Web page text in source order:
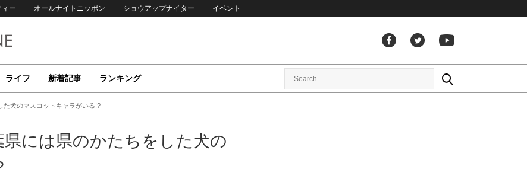
ー オールナイトニッポン ショウアップナイター イベント
ライフ 新着記事 ランキング
犬のマスコットキャラがいる!?
には県のかたちをした犬の